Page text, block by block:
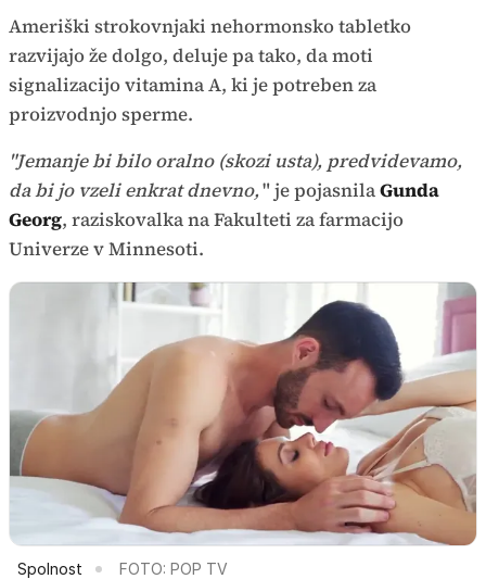
Ameriški strokovnjaki nehormonsko tabletko
razvijajo že dolgo, deluje pa tako, da moti
signalizacijo vitamina A, ki je potreben za
proizvodnjo sperme.
"Jemanje bi bilo oralno (skozi usta), predvidevamo,
da bi jo vzeli enkrat dnevno," je pojasnilaGunda
Georg, raziskovalka na Fakulteti za farmacijo
Univerze v Minnesoti.
Spolnost FOTO: POP TV